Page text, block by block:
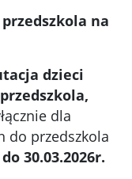
na
dzieci
dla
do przedszkola
30.03.2026r.